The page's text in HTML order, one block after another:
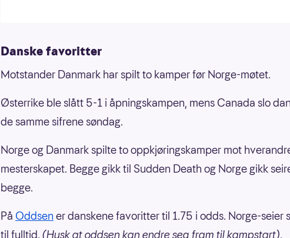
Danske favoritter
Motstander Danmark har spilt to kamper før Norge-møtet.
Østerrike ble slått 5-1 i åpningskampen, mens Canada slo
de samme sifrene søndag.
Norge og Danmark spilte to oppkjøringskamper mot
mesterskapet. Begge gikk til Sudden Death og Norge gikk
begge.
På Oddsen er danskene favoritter til 1.75 i odds. Norge-seier
til fulltid. (Husk at oddsen kan endre seg fram til kampstart).